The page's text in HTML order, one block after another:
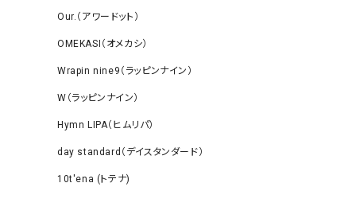
Our.（アワードット）
OMEKASI（オメカシ）
Wrapin nine9（ラッピンナイン）
W（ラッピンナイン）
Hymn LIPA（ヒムリパ）
day standard（デイスタンダード）
10t'ena (トテナ)